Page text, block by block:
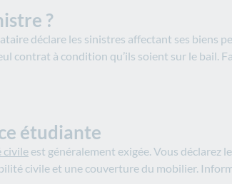
?
déclare les sinistres affectant ses biens
contrat à condition qu’ils soient sur le bail.
étudiante
civile est généralement exigée. Vous déclarez
civile et une couverture du mobilier.